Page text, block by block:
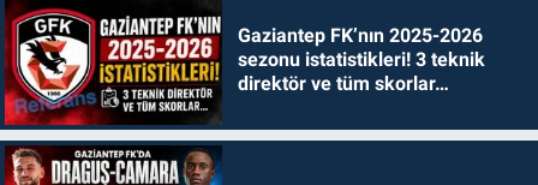
Gaziantep FK’nın 2025-2026
sezonu istatistikleri! 3 teknik
direktör ve tüm skorlar…